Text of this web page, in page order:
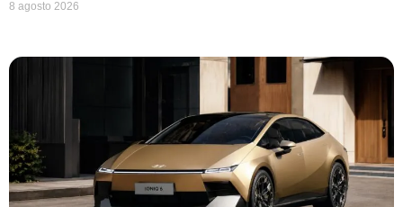
8 agosto 2026